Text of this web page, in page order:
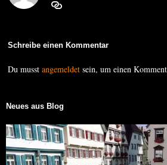
Schreibe einen Kommentar
Du musstangemeldet sein, um einen
Neues aus Blog